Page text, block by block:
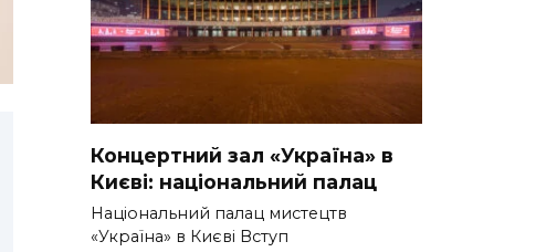
Концертний зал «Україна» в
Києві: національний палац
Національний палац мистецтв
«Україна» в Києві Вступ